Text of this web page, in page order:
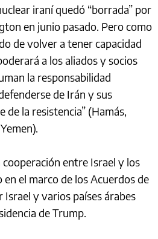
iraní quedó “borrada” por
en junio pasado. Pero como
de volver a tener capacidad
a los aliados y socios
la responsabilidad
de Irán y sus
de la resistencia” (Hamás,
entre Israel y los
en el marco de los Acuerdos de
y varios países árabes
de Trump.